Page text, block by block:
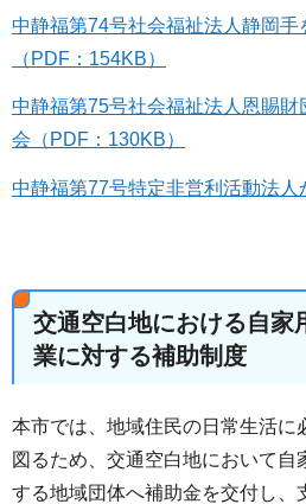
中静福第74号社会福祉法人静岡手
（PDF：154KB）
中静福第75号社会福祉法人恩賜
会（PDF：130KB）
中静福第77号特定非営利活動法人
交通空白地における自家
業に対する補助制度
本市では、地域住民の日常生活に
図るため、交通空白地において自
する地域団体へ補助金を交付し、